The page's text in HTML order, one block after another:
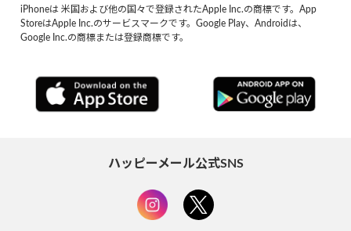
iPhoneは 米国および他の国々で登録されたApple Inc.の商標です。App
StoreはApple Inc.のサービスマークです。Google Play、Androidは、
Google Inc.の商標または登録商標です。
ハッピーメール公式SNS